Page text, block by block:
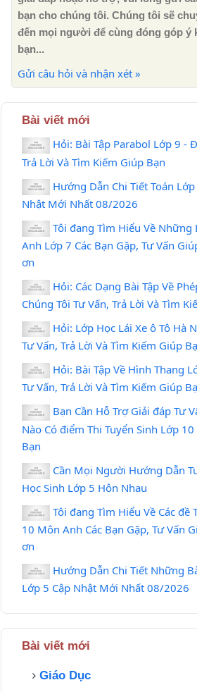
bạn cho chúng tôi. Chúng tôi sẽ
đến mọi người để cùng đóng góp ý
bạn...
Gửi câu hỏi và nhận xét »
Bài viết mới
Hỏi: Bài Tập Parabol Lớp 9 -
Trả Lời Và Tìm Kiếm Giúp Bạn
Hướng Dẫn Chi Tiết Toán
Nhật Mới Nhất 08/2026
Tôi đang Tìm Hiểu Về Những
Anh Lớp 7 Các Bạn Gặp, Tư Vấn
ơn
Hỏi: Các Dạng Bài Tập Về
Chúng Tôi Tư Vấn, Trả Lời Và Tìm
Hỏi: Lớp Học Lái Xe ô Tô Hà
Tư Vấn, Trả Lời Và Tìm Kiếm Giúp
Hỏi: Bài Tập Về Hình Thang
Tư Vấn, Trả Lời Và Tìm Kiếm Giúp
Bạn Cần Hỗ Trợ Giải đáp Tư
Nào Có điểm Thi Tuyển Sinh Lớp
Bạn
Cần Mọi Người Hướng Dẫn
Học Sinh Lớp 5 Hôn Nhau
Tôi đang Tìm Hiểu Về Các đề
10 Môn Anh Các Bạn Gặp, Tư Vấn
ơn
Hướng Dẫn Chi Tiết Những
Lớp 5 Cập Nhật Mới Nhất 08/2026
Bài viết mới
Giáo Dục